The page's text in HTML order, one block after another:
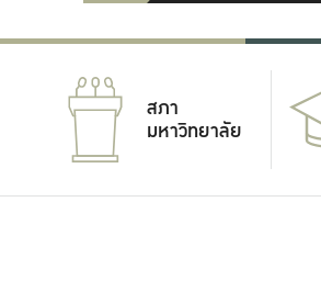
สภา
มหาวิทยาลัย